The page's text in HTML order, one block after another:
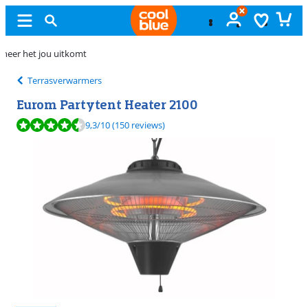
Terrasverwarmers
Eurom Partytent Heater 2100
Beoordeling is 9,3 van de 10, gebaseerd op 150 reviews.
9,3/10(150 reviews)